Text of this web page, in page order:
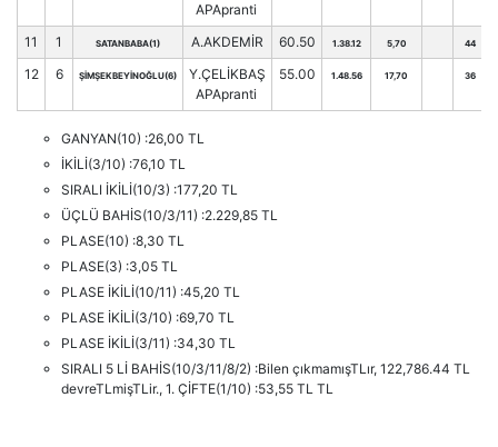
APApranti
11 1 SATANBABA(1) A.AKDEMİR 60.50 1.38.12 5,70 44
12 6 ŞİMŞEKBEYİNOĞLU(6)
Y.ÇELİKBAŞ
APApranti
55.00 1.48.56 17,70 36
GANYAN(10) :26,00 TL
İKİLİ(3/10) :76,10 TL
SIRALI İKİLİ(10/3) :177,20 TL
ÜÇLÜ BAHİS(10/3/11) :2.229,85 TL
PLASE(10) :8,30 TL
PLASE(3) :3,05 TL
PLASE İKİLİ(10/11) :45,20 TL
PLASE İKİLİ(3/10) :69,70 TL
PLASE İKİLİ(3/11) :34,30 TL
SIRALI 5 Lİ BAHİS(10/3/11/8/2) :Bilen çıkmamışTLır, 122,786.44 TL
devreTLmişTLir., 1. ÇİFTE(1/10) :53,55 TL TL